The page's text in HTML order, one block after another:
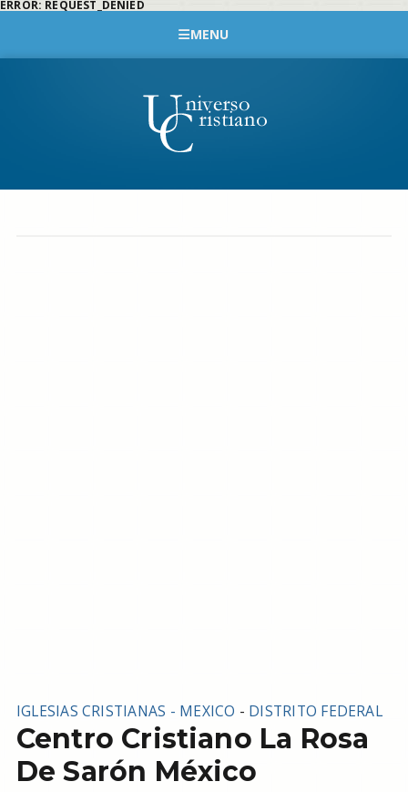
ERROR: REQUEST_DENIED
MENU
IGLESIAS CRISTIANAS - MEXICO - DISTRITO FEDERAL
Centro Cristiano La Rosa
De Sarón México